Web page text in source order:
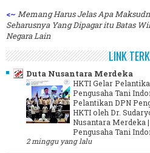
<~ Memang Harus Jelas Apa
Seharusnya Yang Dipagar itu Batas
Negara Lain
LINK
Duta Nusantara Merdeka
HKTI Gelar
Pengusaha Tani
Pelantikan DPN
HKTI oleh Dr.
Nusantara Merdeka
Pengusaha Tani
2 minggu yang lalu